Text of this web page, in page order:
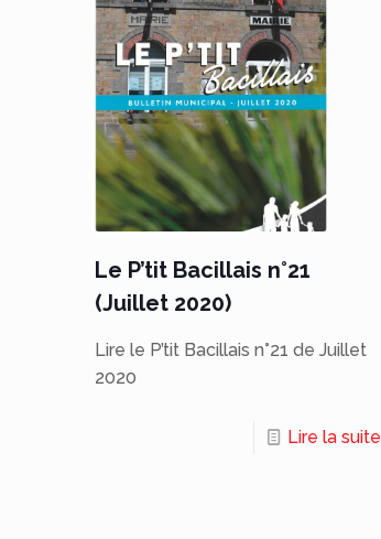
Le P’tit Bacillais n°21
(Juillet 2020)
Lire le P’tit Bacillais n°21 de Juillet
2020
Lire la suite